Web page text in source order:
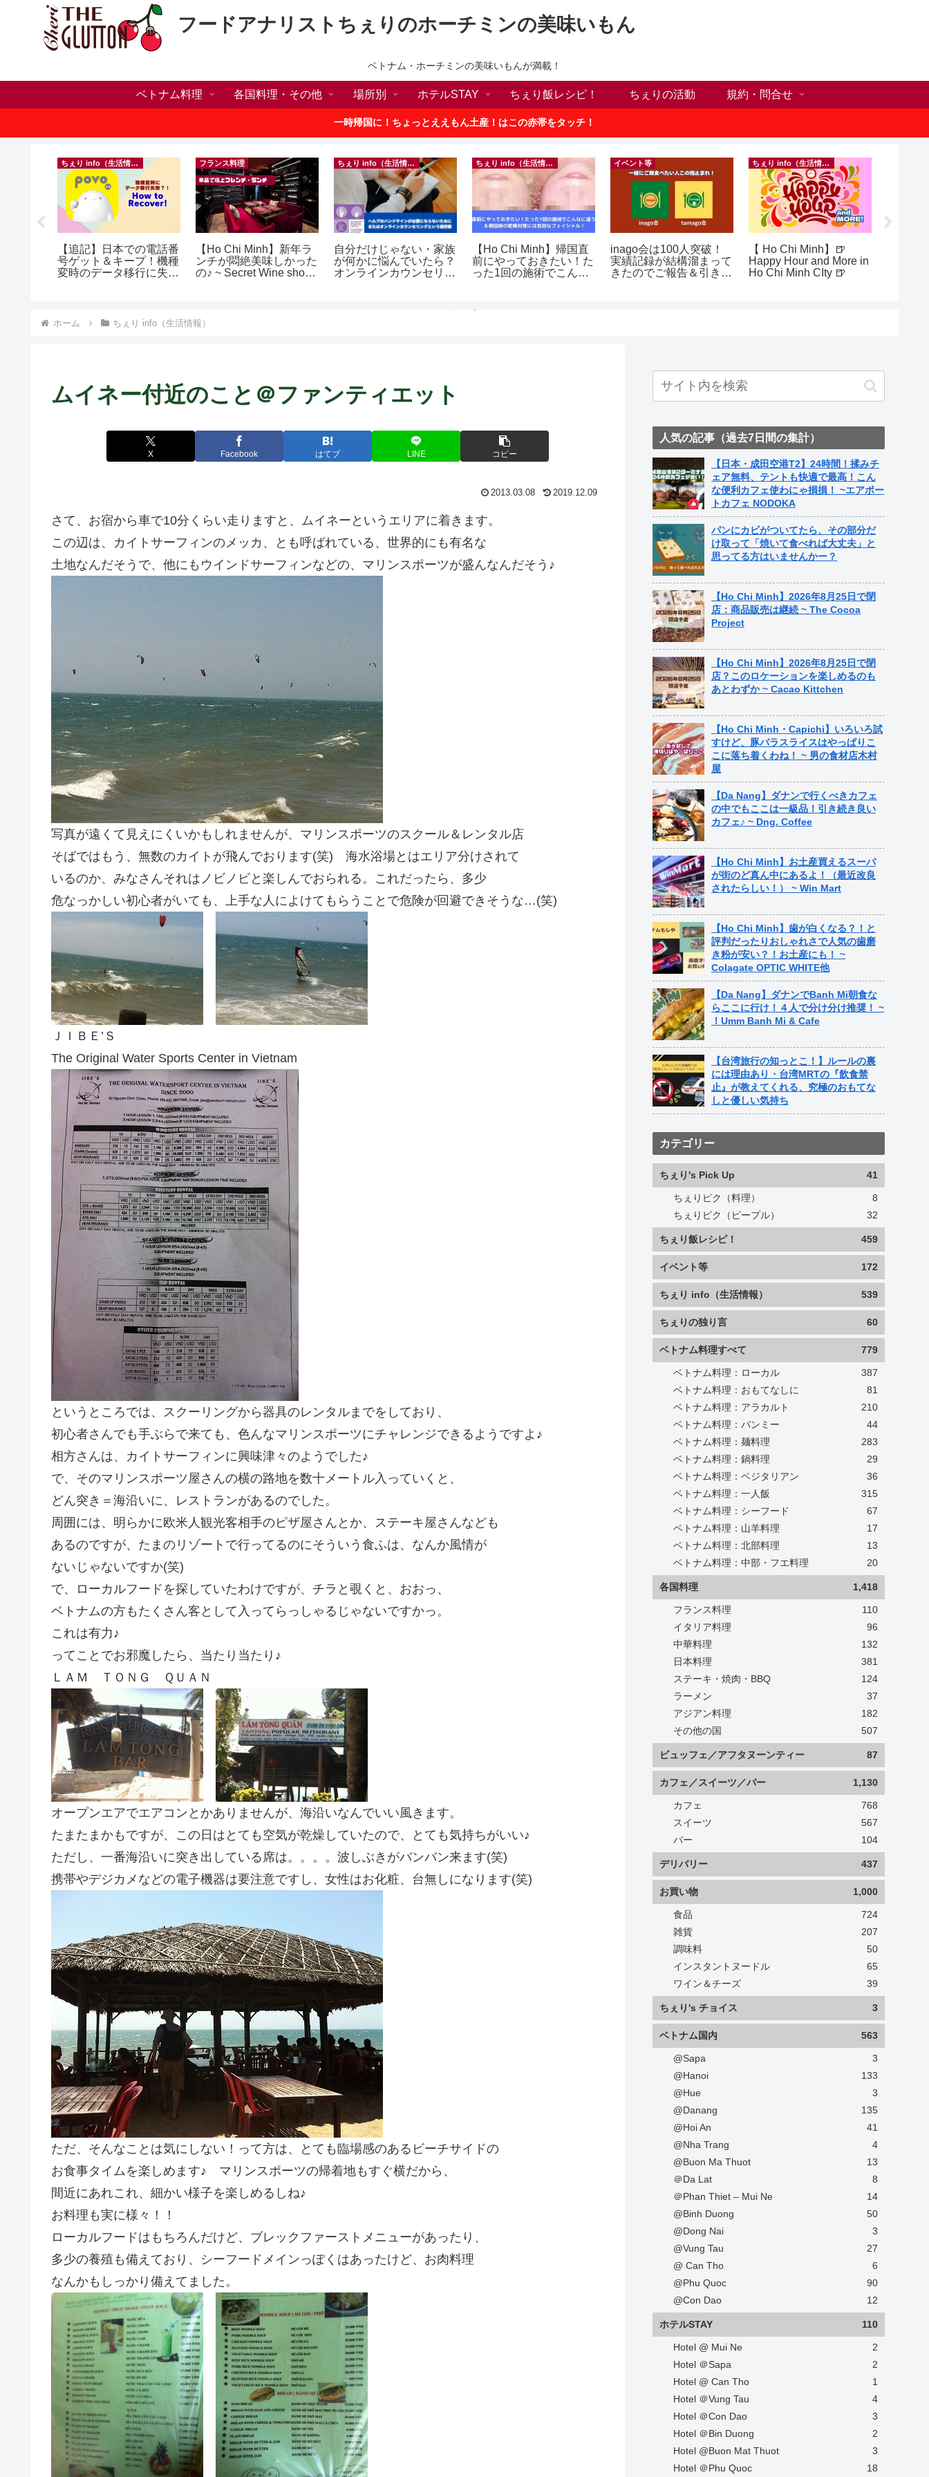
フードアナリストちぇりのホーチミンの美味いもん
ベトナム・ホーチミンの美味いもんが満載！
ベトナム料理 各国料理・その他 場所別 ホテルSTAY ちぇり飯レシピ！ ちぇりの活動 規約・問合せ
一時帰国に！ちょっとええもん土産！はこの赤帯をタッチ！
ちぇり info（生活情報）
【追記】日本での電話番
号ゲット＆キープ！機種
変時のデータ移行に失敗
フランス料理
【Ho Chi Minh】新年ラ
ンチが悶絶美味しかった
の♪ ~ Secret Wine shop
ちぇり info（生活情報）
自分だけじゃない・家族
が何かに悩んでいたら？
オンラインカウンセリン
ちぇり info（生活情報）
【Ho Chi Minh】帰国直
前にやっておきたい！た
った1回の施術でこんな
イシャル！ ~ Rosereve
イベント等
inago会は100人突破！
実績記録が結構溜まって
きたのでご報告＆引き続
ちぇり info（生活情報）
【 Ho Chi Minh】🍺
Happy Hour and More in
Ho Chi Minh CIty 🍺
ホーム ちぇり info（生活情報）
ムイネー付近のこと＠ファンティエット
X Facebook はてブ LINE コピー
2013.03.08 2019.12.09
さて、お宿から車で10分くらい走りますと、ムイネーというエリアに着きます。
この辺は、カイトサーフィンのメッカ、とも呼ばれている、世界的にも有名な
土地なんだそうで、他にもウインドサーフィンなどの、マリンスポーツが盛んなんだそう♪
写真が遠くて見えにくいかもしれませんが、マリンスポーツのスクール＆レンタル店
そばではもう、無数のカイトが飛んでおります(笑) 海水浴場とはエリア分けされて
いるのか、みなさんそれはノビノビと楽しんでおられる。これだったら、多少
危なっかしい初心者がいても、上手な人によけてもらうことで危険が回避できそうな…(笑)
ＪＩＢＥ’Ｓ
The Original Water Sports Center in Vietnam
というところでは、スクーリングから器具のレンタルまでをしており、
初心者さんでも手ぶらで来ても、色んなマリンスポーツにチャレンジできるようですよ♪
相方さんは、カイトサーフィンに興味津々のようでした♪
で、そのマリンスポーツ屋さんの横の路地を数十メートル入っていくと、
どん突き＝海沿いに、レストランがあるのでした。
周囲には、明らかに欧米人観光客相手のピザ屋さんとか、ステーキ屋さんなども
あるのですが、たまのリゾートで行ってるのにそういう食ふは、なんか風情が
ないじゃないですか(笑)
で、ローカルフードを探していたわけですが、チラと覗くと、おおっ、
ベトナムの方もたくさん客として入ってらっしゃるじゃないですかっ。
これは有力♪
ってことでお邪魔したら、当たり当たり♪
ＬＡＭ ＴＯＮＧ ＱＵＡＮ
オープンエアでエアコンとかありませんが、海沿いなんでいい風きます。
たまたまかもですが、この日はとても空気が乾燥していたので、とても気持ちがいい♪
ただし、一番海沿いに突き出している席は。。。。波しぶきがバンバン来ます(笑)
携帯やデジカメなどの電子機器は要注意ですし、女性はお化粧、台無しになります(笑)
ただ、そんなことは気にしない！って方は、とても臨場感のあるビーチサイドの
お食事タイムを楽しめます♪ マリンスポーツの帰着地もすぐ横だから、
間近にあれこれ、細かい様子を楽しめるしね♪
お料理も実に様々！！
ローカルフードはもちろんだけど、ブレックファーストメニューがあったり、
多少の養殖も備えており、シーフードメインっぽくはあったけど、お肉料理
なんかもしっかり備えてました。
人気の記事（過去7日間の集計）
【日本・成田空港T2】24時間！揉みチ
ェア無料、テントも快適で最高！こん
な便利カフェ使わにゃ損損！ ~エアポー
トカフェ NODOKA
パンにカビがついてたら、その部分だ
け取って「焼いて食べれば大丈夫」と
思ってる方はいませんかー？
【Ho Chi Minh】2026年8月25日で閉
店：商品販売は継続 ~ The Cocoa
Project
【Ho Chi Minh】2026年8月25日で閉
店？このロケーションを楽しめるのも
あとわずか ~ Cacao Kittchen
【Ho Chi Minh・Capichi】いろいろ試
すけど、豚バラスライスはやっぱりこ
こに落ち着くわね！ ~ 男の食材店木村
屋
【Da Nang】ダナンで行くべきカフェ
の中でもここは一級品！引き続き良い
カフェ♪ ~ Dng. Coffee
【Ho Chi Minh】お土産買えるスーパ
が街のど真ん中にあるよ！（最近改良
されたらしい！） ~ Win Mart
【Ho Chi Minh】歯が白くなる？！と
評判だったりおしゃれさで人気の歯磨
き粉が安い？！お土産にも！ ~
Colagate OPTIC WHITE他
【Da Nang】ダナンでBanh Mi朝食な
らここに行け！４人で分け分け推奨！ ~
！Umm Banh Mi & Cafe
【台湾旅行の知っとこ！】ルールの裏
には理由あり・台湾MRTの『飲食禁
止』が教えてくれる、究極のおもてな
しと優しい気持ち
カテゴリー
ちぇり's Pick Up 41
ちぇりピク（料理）
8
ちぇりピク（ピープル）
32
ちぇり飯レシピ！ 459
イベント等 172
ちぇり info（生活情報） 539
ちぇりの独り言 60
ベトナム料理すべて 779
ベトナム料理：ローカル
387
ベトナム料理：おもてなしに
81
ベトナム料理：アラカルト
210
ベトナム料理：バンミー
44
ベトナム料理：麺料理
283
ベトナム料理：鍋料理
29
ベトナム料理：ベジタリアン
36
ベトナム料理：一人飯
315
ベトナム料理：シーフード
67
ベトナム料理：山羊料理
17
ベトナム料理：北部料理
13
ベトナム料理：中部・フエ料理
20
各国料理 1,418
フランス料理
110
イタリア料理
96
中華料理
132
日本料理
381
ステーキ・焼肉・BBQ
124
ラーメン
37
アジアン料理
182
その他の国
507
ビュッフェ／アフタヌーンティー 87
カフェ／スイーツ／バー 1,130
カフェ
768
スイーツ
567
バー
104
デリバリー 437
お買い物 1,000
食品
724
雑貨
207
調味料
50
インスタントヌードル
65
ワイン＆チーズ
39
ちぇり's チョイス 3
ベトナム国内 563
@Sapa
3
@Hanoi
133
@Hue
3
@Danang
135
@Hoi An
41
@Nha Trang
4
@Buon Ma Thuot
13
＠Da Lat
8
＠Phan Thiet – Mui Ne
14
@Binh Duong
50
@Dong Nai
3
@Vung Tau
27
@ Can Tho
6
@Phu Quoc
90
@Con Dao
12
ホテルSTAY 110
Hotel @ Mui Ne
2
Hotel ＠Sapa
2
Hotel @ Can Tho
1
Hotel ＠Vung Tau
4
Hotel ＠Con Dao
3
Hotel ＠Bin Duong
2
Hotel @Buon Mat Thuot
3
Hotel ＠Phu Quoc
18